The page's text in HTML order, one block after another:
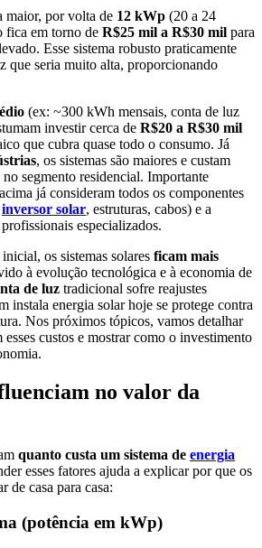
maior, por volta de 12 kWp (20 a 24
fica em torno de R$25 mil a R$30 mil para
Esse sistema robusto praticamente
que seria muito alta, proporcionando
(ex: ~300 kWh mensais, conta de luz
investir cerca de R$20 a R$30 mil
que cubra quase todo o consumo. Já
, os sistemas são maiores e custam
segmento residencial. Importante
já consideram todos os componentes
inversor solar, estruturas, cabos) e a
especializados.
os sistemas solares ficam mais
à evolução tecnológica e à economia de
de luz tradicional sofre reajustes
instala energia solar hoje se protege contra
Nos próximos tópicos, vamos detalhar
custos e mostrar como o investimento
no valor da
quanto custa um sistema de energia
esses fatores ajuda a explicar por que os
de casa para casa:
(potência em kWp)